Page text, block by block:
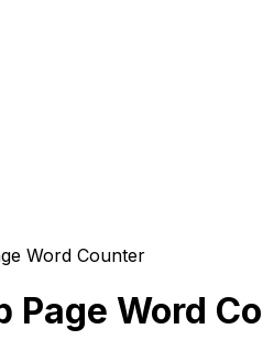
Word Counter
Page Word